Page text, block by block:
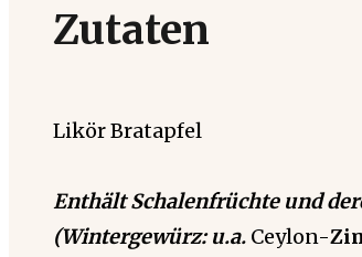
Zutaten
Likör Bratapfel
Enthält Schalenfrüchte und
(Wintergewürz: u.a. Ceylon-